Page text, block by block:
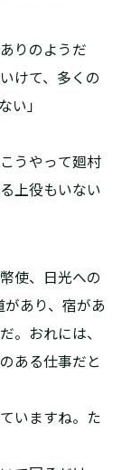
りのようだ
けて、多くの
い」
うやって廻村
上役もいない
使、日光への
あり、宿があ
。おれには、
ある仕事だと
いますね。た